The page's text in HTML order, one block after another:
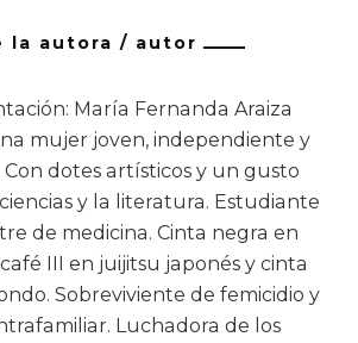
la autora / autor
María Fernanda Araiza
mujer joven, independiente y
dotes artísticos y un gusto
y la literatura. Estudiante
de medicina. Cinta negra en
III en juijitsu japonés y cinta
Sobreviviente de femicidio y
Luchadora de los